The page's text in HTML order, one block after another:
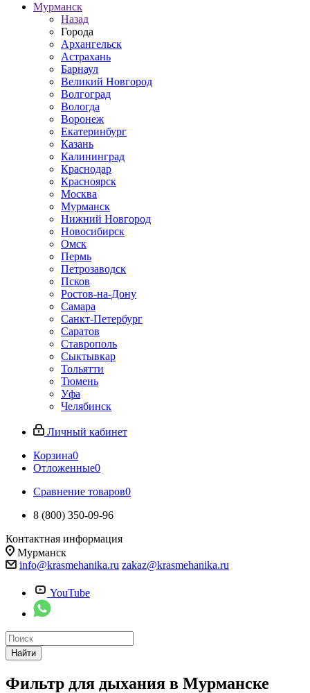
Мурманск
Назад
Города
Архангельск
Астрахань
Барнаул
Великий Новгород
Волгоград
Вологда
Воронеж
Екатеринбург
Казань
Калининград
Краснодар
Красноярск
Москва
Мурманск
Нижний Новгород
Новосибирск
Омск
Пермь
Петрозаводск
Псков
Ростов-на-Дону
Самара
Санкт-Петербург
Саратов
Ставрополь
Сыктывкар
Тольятти
Тюмень
Уфа
Челябинск
Личный кабинет
Корзина0
Отложенные0
Сравнение товаров0
8 (800) 350-09-96
Контактная информация
Мурманск
info@krasmehanika.ru zakaz@krasmehanika.ru
YouTube
Найти
Фильтр для дыхания в Мурманске